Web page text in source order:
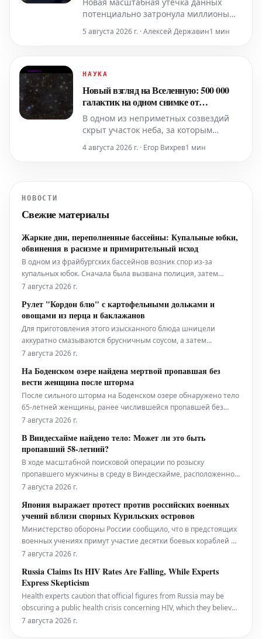
потенциально затронула миллионы
Европе. По предварительным данным,
масштаб происшествия и все его
установить и подтвердить.
5 августа 2026 г. · Алексей Державин1 мин
НАУКА
Новый взгляд на Вселенную: 500 000
галактик на одном снимке от
крупнейшей камеры мира
В одном из неприметных созвездий
скрыт участок неба, за которым
астрономы. Недавно обсерватория
Вселенную.
4 августа 2026 г. · Егор Вихрев1 мин
НОВОСТИ
Свежие материалы
Жаркие дни, переполненные бассейны: Купальные юбки,
обвинения в расизме и примирительный исход
В одном из фрайбургских бассейнов возник спор из-за
купальных юбок. Сначала была вызвана полиция, затем
состоялся диалог. Это лишь один из примеров того, какие
период.
7 августа 2026 г.
Рулет "Кордон блю" с картофельными дольками и
овощами из перца и баклажанов
Для приготовления этого изысканного блюда шницели
аккуратно смазываются брусничным соусом, а затем
начиняются слоями ветчины и сыра. После этого они
золотистой корочки. Подаётся рулет "Кордон блю" с гарниром
из хрустящих картофельных долек и све
7 августа 2026 г.
На Боденском озере найдена мертвой пропавшая без
вести женщина после шторма
После сильного шторма на Боденском озере обнаружено тело
65-летней женщины, ранее числившейся пропавшей без
вести. По данным полиции, она упала в воду с моторной
7 августа 2026 г.
В Виндесхайме найдено тело: Может ли это быть
пропавший 58-летний?
В ходе масштабной поисковой операции по розыску
пропавшего мужчины в среду в Виндесхайме, расположенном
в районе Бад-Кройцнах, было обнаружено тело. По
найденный человек предположительно является тем самым
разыскиваемым 58-летним мужчиной.
7 августа 2026 г.
Япония выражает протест против российских военных
учений вблизи спорных Курильских островов
Министерство обороны России сообщило, что в предстоящих
военных учениях примут участие десятки боевых кораблей и
самолетов, а также более 13 000 военнослужащих.
7 августа 2026 г.
Russia Claims Its HIV Rates Are Falling, While Experts
Express Skepticism
Health experts caution that official figures from Russia may be
obscuring a public health crisis concerning HIV, which they believe
has only deteriorated further amidst the ongoing conflict in
7 августа 2026 г.